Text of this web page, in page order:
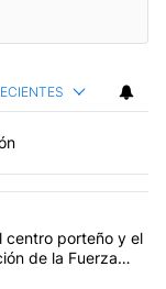
en los
F 16
centro porteño y el
de la Fuerza